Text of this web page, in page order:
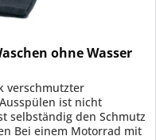
ohne Wasser
verschmutzter
ist nicht
selbständig den Schmutz
Bei einem Motorrad mit